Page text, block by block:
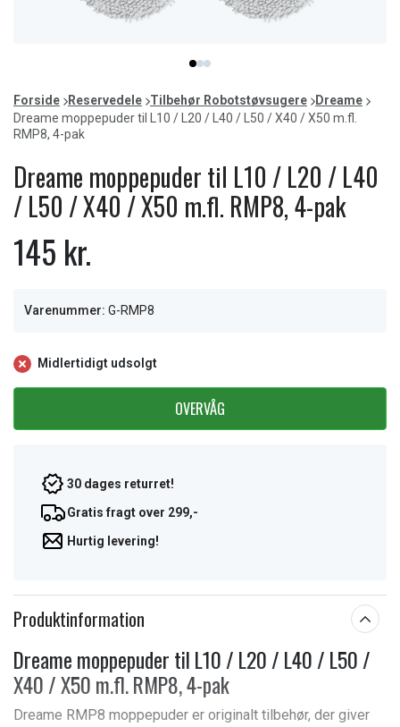
item
0
item
1
item
2
of
3
Forside Reservedele Tilbehør Robotstøvsugere
Dreame
Dreame moppepuder til L10 / L20 / L40 / L50 / X40 / X50 m.fl.
RMP8, 4-pak
Dreame moppepuder til L10 / L20 / L40
/ L50 / X40 / X50 m.fl. RMP8, 4-pak
145 kr.
Varenummer: G-RMP8
Midlertidigt udsolgt
OVERVÅG
30 dages returret!
Gratis fragt over 299,-
Hurtig levering!
Produktinformation
Dreame moppepuder til L10 / L20 / L40 / L50 /
X40 / X50 m.fl. RMP8, 4-pak
Dreame RMP8 moppepuder er originalt tilbehør, der giver